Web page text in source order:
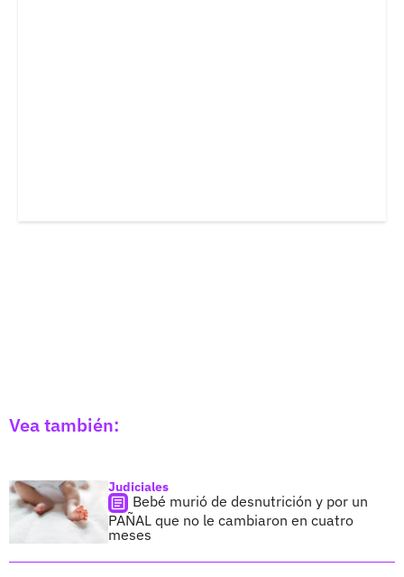
Vea también:
Judiciales
Bebé murió de desnutrición y por un
PAÑAL que no le cambiaron en cuatro
meses